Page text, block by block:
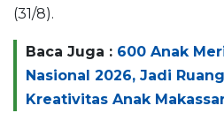
(31/8).
Baca Juga : 600 Anak
Nasional 2026, Jadi
Kreativitas Anak